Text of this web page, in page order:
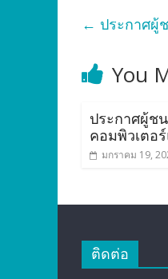
← ประกาศผู้
You
ประกาศผู้ช
คอมพิวเตอ
มกราคม 19,
ติดต่อ